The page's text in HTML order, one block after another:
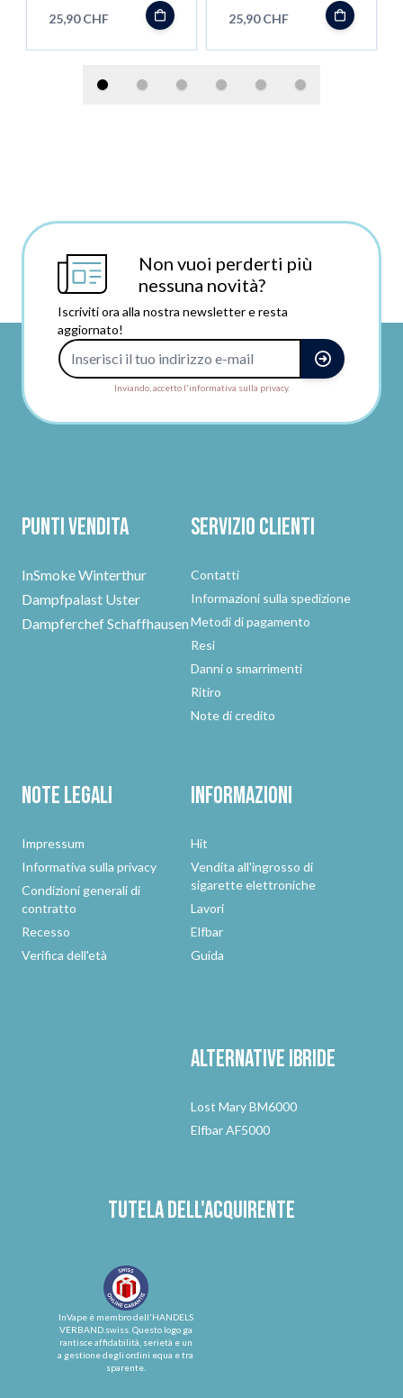
Custard - 100ml -
25,90 CHF
100ml - Shortfill
25,90 CHF
Non vuoi perderti più
nessuna novità?
Iscriviti ora alla nostra newsletter e resta
aggiornato!
Inviando, accetto l'informativa sulla privacy.
Punti vendita
InSmoke Winterthur
Dampfpalast Uster
Dampferchef Schaffhausen
Servizio clienti
Contatti
Informazioni sulla spedizione
Metodi di pagamento
Resi
Danni o smarrimenti
Ritiro
Note di credito
Note legali
Impressum
Informativa sulla privacy
Condizioni generali di
contratto
Recesso
Verifica dell'età
Informazioni
Hit
Vendita all'ingrosso di
sigarette elettroniche
Lavori
Elfbar
Guida
Alternativeibride
Lost Mary BM6000
Elfbar AF5000
Tutela dell'acquirente
InVape è membro dell'HANDELS
VERBAND.swiss. Questo logo ga
rantisce affidabilità, serietà e un
a gestione degli ordini equa e tra
sparente.